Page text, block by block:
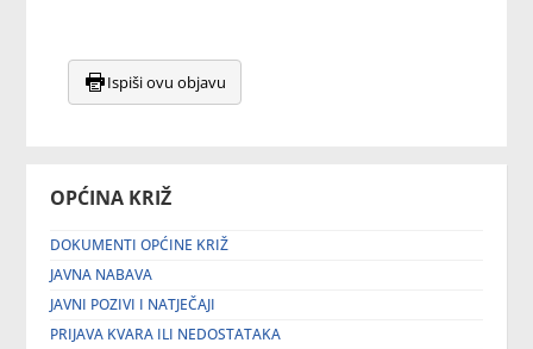
OPĆINA KRIŽ
DOKUMENTI OPĆINE KRIŽ
JAVNA NABAVA
JAVNI POZIVI I NATJEČAJI
PRIJAVA KVARA ILI NEDOSTATAKA
Ispiši ovu objavu